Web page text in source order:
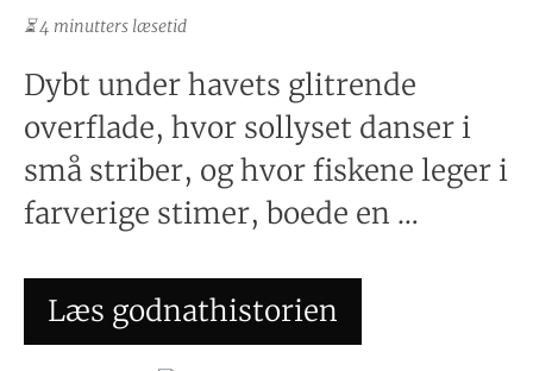
⏳ 4 minutters læsetid
Dybt under havets glitrende
overflade, hvor sollyset danser i
små striber, og hvor fiskene leger i
farverige stimer, boede en …
Læs godnathistorien